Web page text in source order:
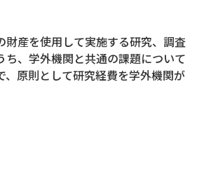
財産を使用して実施する研究、調査
ち、学外機関と共通の課題について
、原則として研究経費を学外機関が